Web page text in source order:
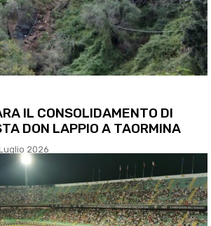
IL CONSOLIDAMENTO DI
DON LAPPIO A TAORMINA
2026